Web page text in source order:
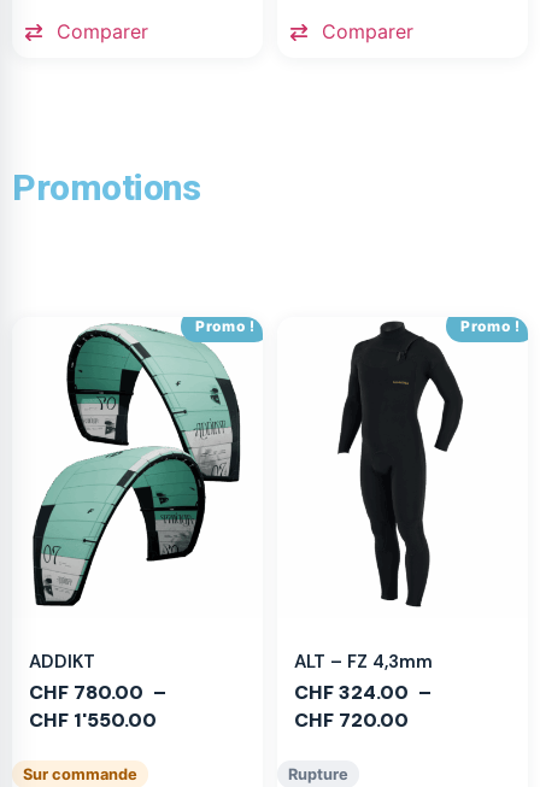
Comparer Comparer
Promotions
Promo !
ADDIKT
CHF 780.00 –
CHF 1'550.00
Sur commande
Promo !
ALT – FZ 4,3mm
CHF324.00 –
CHF 720.00
Rupture